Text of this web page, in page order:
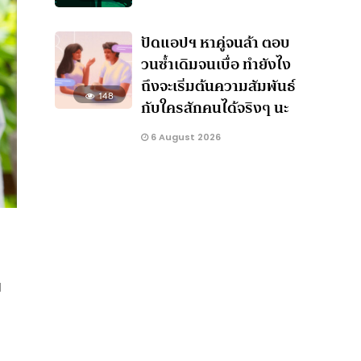
148
ปัดแอปฯ หาคู่จนล้า ตอบ
วนซ้ำเดิมจนเบื่อ ทำยังไง
ถึงจะเริ่มต้นความสัมพันธ์
กับใครสักคนได้จริงๆ นะ
6 August 2026